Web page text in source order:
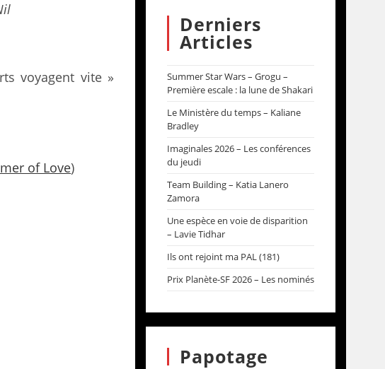
voyagent vite »
of Love)
Derniers
Articles
Summer Star Wars – Grogu –
Première escale : la lune de Shakari
Le Ministère du temps – Kaliane
Bradley
Imaginales 2026 – Les conférences
du jeudi
Team Building – Katia Lanero
Zamora
Une espèce en voie de disparition
– Lavie Tidhar
Ils ont rejoint ma PAL (181)
Prix Planète-SF 2026 – Les nominés
Papotage